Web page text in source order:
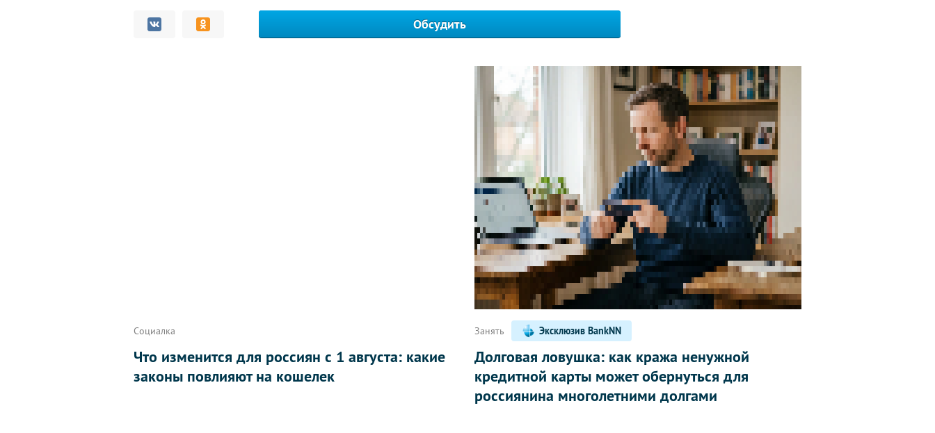
Обсудить
Социалка
Что изменится для россиян с 1 августа: какие
законы повлияют на кошелек
Занять Эксклюзив BankNN
Долговая ловушка: как кража ненужной
кредитной карты может обернуться для
россиянина многолетними долгами